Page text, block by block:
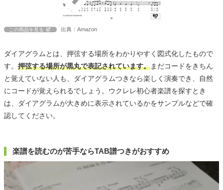
この商品を見る 出典：Amazon
ダイアグラムとは、押弦する場所をわかりやすく図式化したもので
す。 押弦する場所が黒丸で表記されています。まだコードをきちん
と覚えていない人も、ダイアグラムつきなら楽しく演奏でき、自然
にコードが覚えられるでしょう。ウクレレ初心者楽譜を探すとき
は、ダイアグラムが大きめに表示されているかをサンプルなどで確
認してください。
楽譜を読むのが苦手ならTAB譜つきがおすすめ